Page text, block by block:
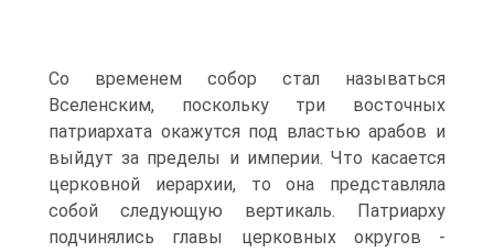
Со временем собор стал называться
Вселенским, поскольку три восточных
патриархата окажутся под властью арабов и
выйдут за пределы и империи. Что касается
церковной иерархии, то она представляла
собой следую­щую вертикаль. Патриарху
подчинялись главы церковных округов -